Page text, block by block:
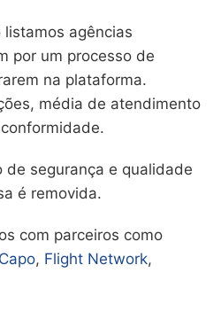
listamos agências
por um processo de
na plataforma.
média de atendimento
de segurança e qualidade
é removida.
com parceiros como
Capo, Flight Network,